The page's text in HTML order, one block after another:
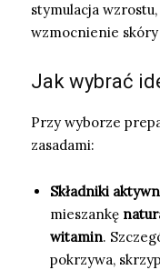
stymulacja
wzmocnienie skóry
Jak wybrać
Przy wyborze
zasadami:
Składniki
mieszankę
witamin.
pokrzywa,